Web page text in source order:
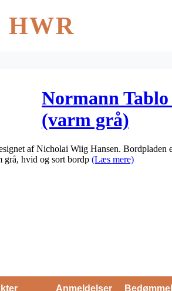
HWR
Normann
(varm grå)
af Nicholai Wiig Hansen. Bordpladen
grå, hvid og sort bordp (Læs mere)
Anmeldelser